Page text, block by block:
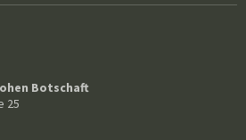
Botschaft
25